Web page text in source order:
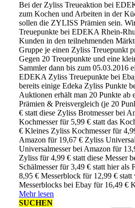
Bei der Zyliss Treueaktion bei
zum Kochen und Arbeiten in der
sollen die ZYLISS Prämien sein.
Treuepunkte bei EDEKA Rhein-
Kunden in den teilnehmenden
Gruppe je einen Zyliss Treuepunkt
Gegen 20 Treuepunkte und eine
Sammler dann bis zum 05.03.2016
EDEKA Zyliss Treuepunkte bei
bereits einige Edeka Zyliss Punkte
Auktionen erhält man 20 Punkte ab
Prämien & Preisvergleich (je 20
€ statt diese Zyliss Brotmesser bei
Kochmesser für 5,99 € statt das
€ Kleines Zyliss Kochmesser für
Amazon für 19,67 € Zyliss
Universalmesser bei Amazon für
Zyliss für 4,99 € statt diese Messer
Schälmesser für 3,49 € statt hier als
8,95 € Messerblock für 12,99 €
Messerblocks bei Ebay für 16,49 €
Mehr lesen
SUCHEN